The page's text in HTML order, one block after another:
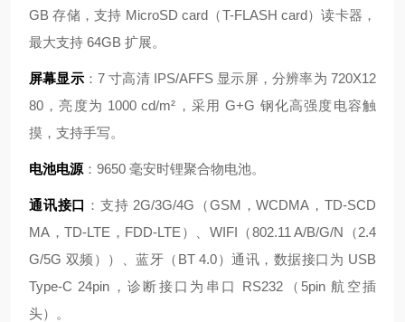
GB 存储，支持 MicroSD card（T-FLASH card）读卡器，
最大支持 64GB 扩展。
屏幕显示：7 寸高清 IPS/AFFS 显示屏，分辨率为 720X12
80，亮度为 1000 cd/m²，采用 G+G 钢化高强度电容触
摸，支持手写。
电池电源 ：9650 毫安时锂聚合物电池。
通讯接口 ：支持 2G/3G/4G（GSM，WCDMA，TD-SCD
MA，TD-LTE，FDD-LTE）、WIFI（802.11 A/B/G/N（2.4
G/5G 双频））、蓝牙（BT 4.0）通讯，数据接口为 USB
Type-C 24pin，诊断接口为串口 RS232（5pin 航空插
头）。